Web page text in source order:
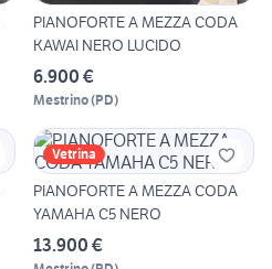
PIANOFORTE A MEZZA CODA
KAWAI NERO LUCIDO
6.900 €
Mestrino(PD)
Vetrina
PIANOFORTE A MEZZA CODA
YAMAHA C5 NERO
13.900 €